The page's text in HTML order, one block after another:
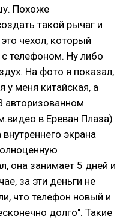
Похоже
такой рычаг и
чехол, который
с телефоном. Ну либо
На фото я показал,
у меня китайская, а
авторизованном
в Ереван Плаза)
экрана
она занимает 5 дней и
за эти деньги не
что телефон новый и
долго". Такие